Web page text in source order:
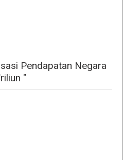
Pendapatan Negara
"